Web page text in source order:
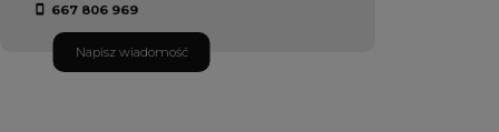
667 806 969
Napisz wiadomość